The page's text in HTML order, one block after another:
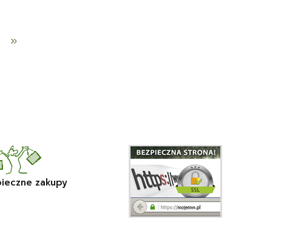
Przejdź do ostatniej strony z produktami
zakupy